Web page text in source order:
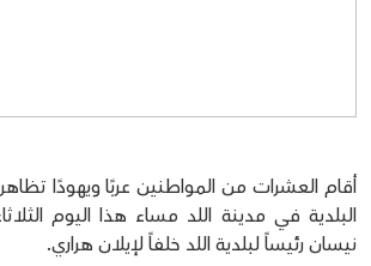
أقام العشرات من المواطنين عربًا ويهودًا
البلدية في مدينة اللد مساء هذا اليوم
نيسان رئيساً لبلدية اللد خلفاً لإيلان هراري.